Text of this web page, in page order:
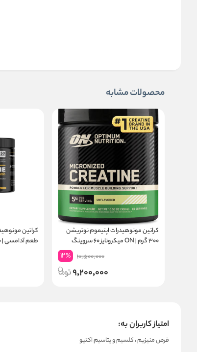
محصولات مشابه
کراتین مونوهیدرات اپتیموم نوتریشن
۳۰۰ گرم | ON میکرونایز ۶۰ سروینگ
10,500,000
12%
9,200,000
طعم آدامسی | ۵۰ سروینگ
امتیاز کاربران به:
قرص منیزیم ، کلسیم و پتاسیم اکتیو